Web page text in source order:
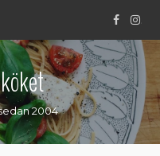
.
2004